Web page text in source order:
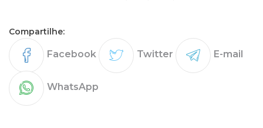
Compartilhe:
Facebook Twitter E-mail
WhatsApp